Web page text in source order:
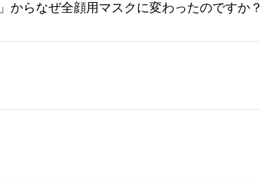
からなぜ全顔用マスクに変わったのですか？